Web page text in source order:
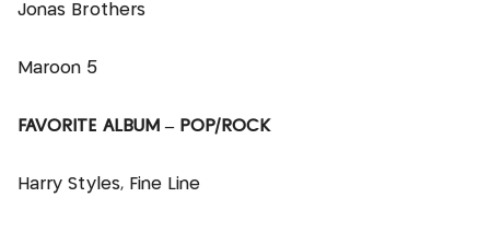
Jonas Brothers
Maroon 5
FAVORITE ALBUM – POP/ROCK
Harry Styles, Fine Line